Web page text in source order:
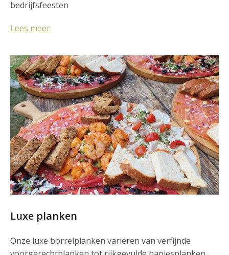
bedrijfsfeesten
Lees meer
Luxe planken
Onze luxe borrelplanken variëren van verfijnde